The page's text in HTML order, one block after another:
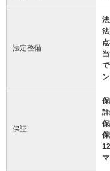
法定整備
保証